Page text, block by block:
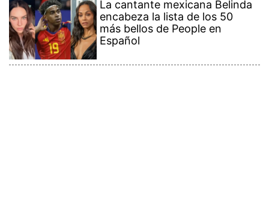
La cantante mexicana Belinda
encabeza la lista de los 50
más bellos de People en
Español